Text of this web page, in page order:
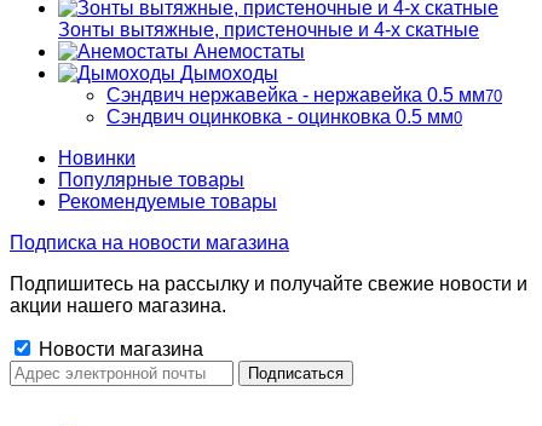
Зонты вытяжные, пристеночные и 4-х скатные
Анемостаты
Дымоходы
Сэндвич нержавейка - нержавейка 0.5 мм70
Сэндвич оцинковка - оцинковка 0.5 мм0
Новинки
Популярные товары
Рекомендуемые товары
Подписка на новости магазина
Подпишитесь на рассылку и получайте свежие новости и
акции нашего магазина.
Новости магазина